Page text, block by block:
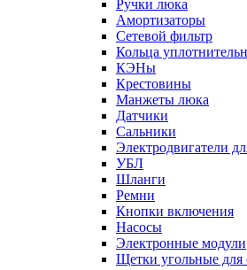
Ручки люка
Амортизаторы
Сетевой фильтр
Кольца
КЭНы
Крестовины
Манжеты люка
Датчики
Сальники
Электродвигатели
УБЛ
Шланги
Ремни
Кнопки включения
Насосы
Электронные модули
Щетки угольные